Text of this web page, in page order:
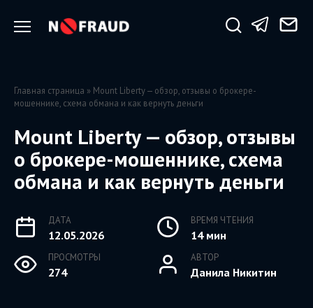
Главная страница » Mount Liberty — обзор, отзывы о брокере-
мошеннике, схема обмана и как вернуть деньги
Mount Liberty — обзор, отзывы
о брокере-мошеннике, схема
обмана и как вернуть деньги
ДАТА
12.05.2026
ВРЕМЯ ЧТЕНИЯ
14 мин
ПРОСМОТРЫ
274
АВТОР
Данила Никитин